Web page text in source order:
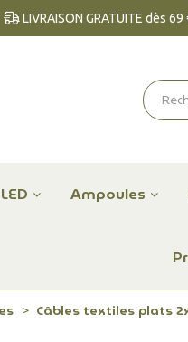
LIVRAISON GRATUITE dès 69
Ampoules
Câbles textiles plats